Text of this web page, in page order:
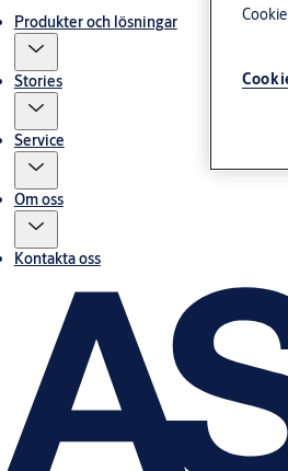
Produkter och lösningar
Stories
Service
Om oss
Kontakta oss